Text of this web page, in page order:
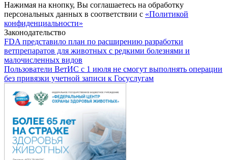
Нажимая на кнопку, Вы соглашаетесь на обработку
персональных данных в соответствии с «Политикой
конфиденциальности»
Законодательство
FDA представило план по расширению разработки
ветпрепаратов для животных с редкими болезнями и
малочисленных видов
Пользователи ВетИС с 1 июля не смогут выполнять операции
без привязки учетной записи к Госуслугам